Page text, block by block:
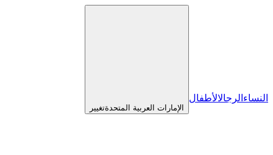
النساء الرجالالأطفال
الإمارات العربية المتحدةتغيير